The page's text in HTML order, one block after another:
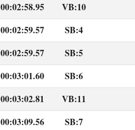
00:02:58.95 VB:10
00:02:59.57 SB:4
00:02:59.57 SB:5
00:03:01.60 SB:6
00:03:02.81 VB:11
00:03:09.56 SB:7